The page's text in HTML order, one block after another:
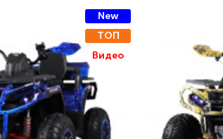
New
ТОП
Видео